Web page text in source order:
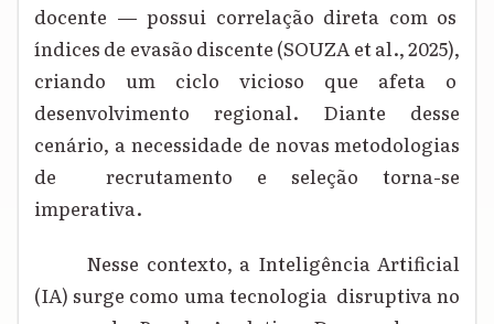
docente — possui correlação direta com os
índices de evasão discente (SOUZA et al., 2025),
criando um ciclo vicioso que afeta o
desenvolvimento regional. Diante desse
cenário, a necessidade de novas metodologias
de recrutamento e seleção torna-se
imperativa.
Nesse contexto, a Inteligência Artificial
(IA) surge como uma tecnologia disruptiva no